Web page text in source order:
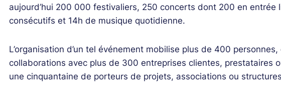
aujourd’hui 200 000 festivaliers, 250 concerts dont 200 en entrée
consécutifs et 14h de musique quotidienne.
L’organisation d’un tel événement mobilise plus de 400
collaborations avec plus de 300 entreprises clientes, prestataires
une cinquantaine de porteurs de projets, associations ou